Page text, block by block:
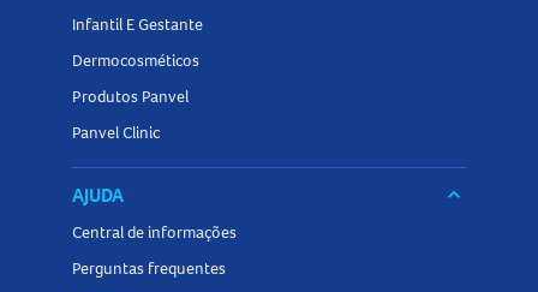
Infantil E Gestante
Dermocosméticos
Produtos Panvel
Panvel Clinic
AJUDA keyboard_arrow_down
Central de informações
Perguntas frequentes